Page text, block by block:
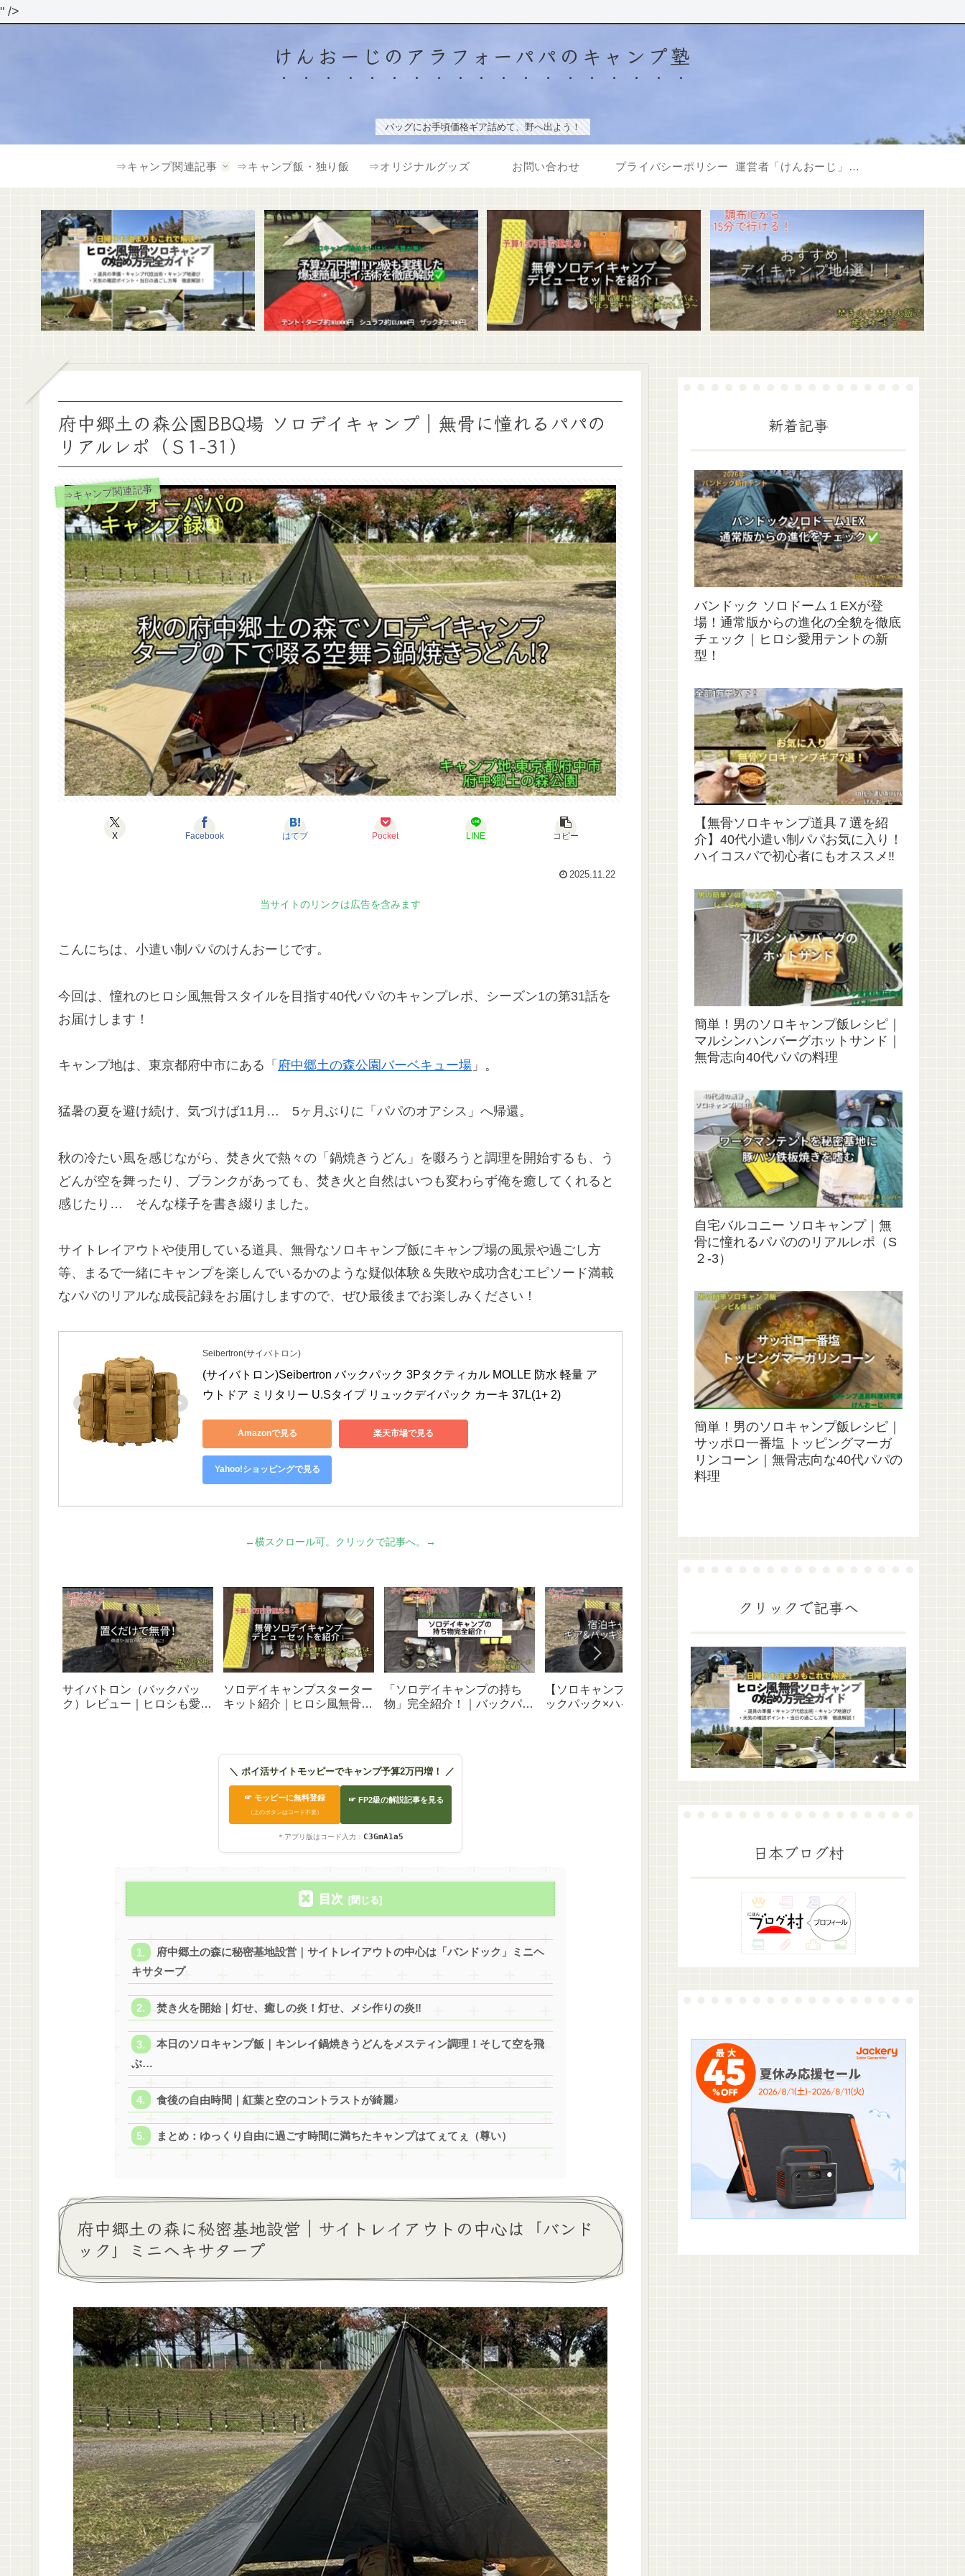
" />
けんおーじのアラフォーパパのキャンプ塾
バッグにお手頃価格ギア詰めて、野へ出よう！
⇒キャンプ関連記事 ⇒キャンプ飯・独り飯 ⇒オリジナルグッズ お問い合わせ プライバシーポリシー 運営者「けんおーじ」について
府中郷土の森公園BBQ場 ソロデイキャンプ｜無骨に憧れるパパの
リアルレポ（Ｓ1-31）
⇒キャンプ関連記事
X Facebook はてブ Pocket LINE コピー
2025.11.22
当サイトのリンクは広告を含みます
こんにちは、小遣い制パパのけんおーじです。
今回は、憧れのヒロシ風無骨スタイルを目指す40代パパのキャンプレポ、シーズン1の第31話を
お届けします！
キャンプ地は、東京都府中市にある「 府中郷土の森公園バーベキュー場 」。
猛暑の夏を避け続け、気づけば11月… 5ヶ月ぶりに「パパのオアシス」へ帰還。
秋の冷たい風を感じながら、焚き火で熱々の「鍋焼きうどん」を啜ろうと調理を開始するも、う
どんが空を舞ったり、ブランクがあっても、焚き火と自然はいつも変わらず俺を癒してくれると
感じたり… そんな様子を書き綴りました。
サイトレイアウトや使用している道具、無骨なソロキャンプ飯にキャンプ場の風景や過ごし方
等、まるで一緒にキャンプを楽しんでいるかのような疑似体験＆失敗や成功含むエピソード満載
なパパのリアルな成長記録をお届けしますので、ぜひ最後までお楽しみください！
Seibertron(サイバトロン)
(サイバトロン)Seibertron バックパック 3Pタクティカル MOLLE 防水 軽量 ア
ウトドア ミリタリー U.Sタイプ リュックデイパック カーキ 37L(1+ 2)
Amazonで見る 楽天市場で見る
Yahoo!ショッピングで見る
←横スクロール可。クリックで記事へ。→
サイバトロン（バックパッ
ク）レビュー｜ヒロシも愛用
ソロデイキャンプスターター
キット紹介｜ヒロシ風無骨ス
「ソロデイキャンプの持ち
物」完全紹介！｜バックパッ
【ソロキャンプ宿泊装備】バ
ックパック×ハイコスパ無骨
ギアで行く！40代パパの装備
「サイバトロン」20㎏超ギア
のパッキング術｜ヒロシに憧
れる40代パパが実践｜秋～春
キャンプ仕様
＼ ポイ活サイトモッピーでキャンプ予算2万円増！ ／
☞ モッピーに無料登録
（上のボタンはコード不要）
☞ FP2級の解説記事を見る
＊アプリ版はコード入力： C3GmA1a5
目次
府中郷土の森に秘密基地設営｜サイトレイアウトの中心は「バンドック」ミニヘ
キサタープ
焚き火を開始｜灯せ、癒しの炎！灯せ、メシ作りの炎‼
本日のソロキャンプ飯｜キンレイ鍋焼きうどんをメスティン調理！そして空を飛
ぶ…
食後の自由時間｜紅葉と空のコントラストが綺麗♪
まとめ：ゆっくり自由に過ごす時間に満ちたキャンプはてぇてぇ（尊い）
府中郷土の森に秘密基地設営｜サイトレイアウトの中心は「バンド
ック」ミニヘキサタープ
新着記事
バンドック ソロドーム１EXが登
場！通常版からの進化の全貌を徹底
チェック｜ヒロシ愛用テントの新
型！
【無骨ソロキャンプ道具７選を紹
介】40代小遣い制パパお気に入り！
ハイコスパで初心者にもオススメ‼
簡単！男のソロキャンプ飯レシピ｜
マルシンハンバーグホットサンド｜
無骨志向40代パパの料理
自宅バルコニー ソロキャンプ｜無
骨に憧れるパパののリアルレポ（S
２‐3）
簡単！男のソロキャンプ飯レシピ｜
サッポロ一番塩 トッピングマーガ
リンコーン｜無骨志向な40代パパの
料理
クリックで記事へ
日本ブログ村